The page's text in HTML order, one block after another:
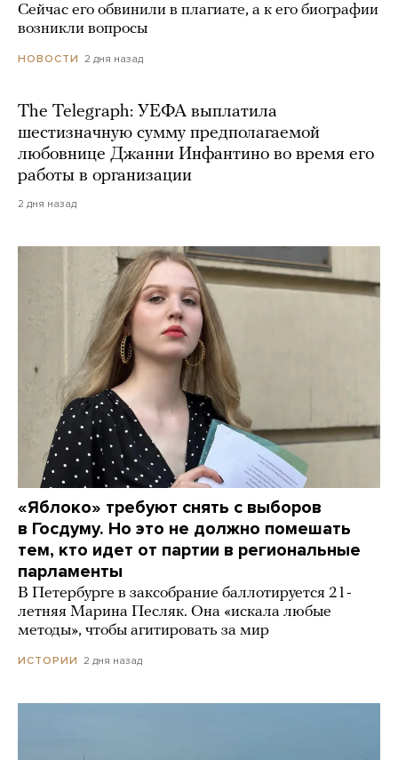
Сейчас его обвинили в плагиате, а к его биографии
возникли вопросы
НОВОСТИ 2 дня назад
The Telegraph: УЕФА выплатила
шестизначную сумму предполагаемой
любовнице Джанни Инфантино во время его
работы в организации
2 дня назад
«Яблоко» требуют снять с выборов
в Госдуму. Но это не должно помешать
тем, кто идет от партии в региональные
парламенты
В Петербурге в заксобрание баллотируется 21-
летняя Марина Песляк. Она «искала любые
методы», чтобы агитировать за мир
ИСТОРИИ 2 дня назад